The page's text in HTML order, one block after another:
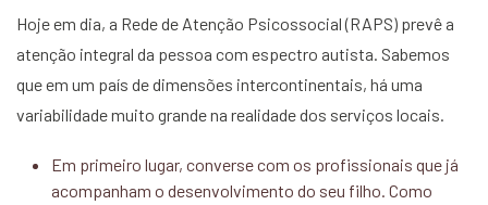
Hoje em dia, a Rede de Atenção Psicossocial (RAPS) prevê a
atenção integral da pessoa com espectro autista. Sabemos
que em um país de dimensões intercontinentais, há uma
variabilidade muito grande na realidade dos serviços locais.
Em primeiro lugar, converse com os profissionais que já
acompanham o desenvolvimento do seu filho. Como